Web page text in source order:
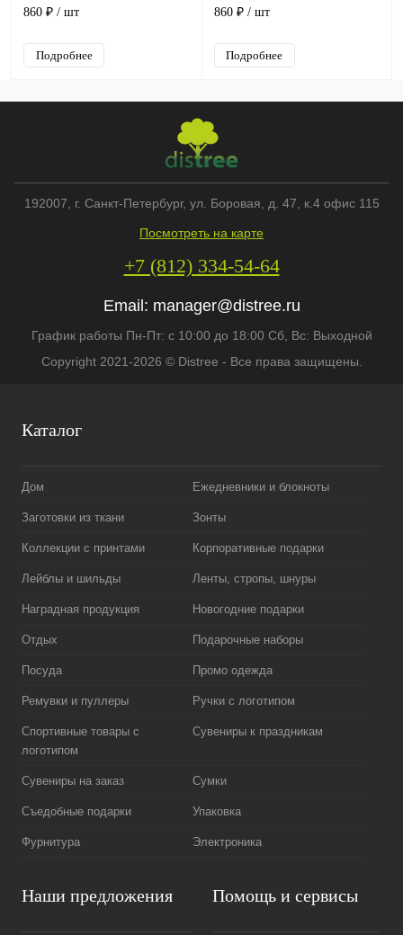
860 ₽ / шт
Подробнее
860 ₽ / шт
Подробнее
Каталог
Дом Ежедневники и блокноты
Заготовки из ткани Зонты
Коллекции с принтами Корпоративные подарки
Лейблы и шильды Ленты, стропы, шнуры
Наградная продукция Новогодние подарки
Отдых Подарочные наборы
Посуда Промо одежда
Ремувки и пуллеры Ручки с логотипом
Спортивные товары с
логотипом
Сувениры к праздникам
Сувениры на заказ Сумки
Съедобные подарки Упаковка
Фурнитура Электроника
Наши предложения Помощь и сервисы
192007 , г. Санкт-Петербург, ул. Боровая, д. 47, к.4 офис 115
Посмотреть на карте
+7 (812) 334-54-64
Email: manager@distree.ru
График работы Пн-Пт: с 10:00 до 18:00 Сб, Вс: Выходной
Copyright 2021-2026 © Distree - Все права защищены.